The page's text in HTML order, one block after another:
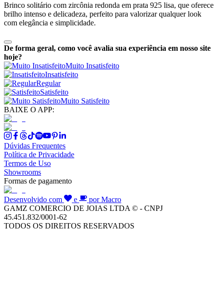
Brinco solitário com zircônia redonda em prata 925 lisa, que oferece
brilho intenso e delicadeza, perfeito para valorizar qualquer look
com elegância e simplicidade.
De forma geral, como você avalia sua experiência em nosso site
hoje?
Muito Insatisfeito
Insatisfeito
Regular
Satisfeito
Muito Satisfeito
BAIXE O APP:
Dúvidas Frequentes
Política de Privacidade
Termos de Uso
Showrooms
Formas de pagamento
Desenvolvido com e
por Macro
GAMZ COMERCIO DE JOIAS LTDA © - CNPJ
45.451.832/0001-62
TODOS OS DIREITOS RESERVADOS